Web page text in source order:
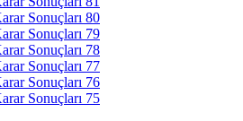
Sonuçları 80
Sonuçları 79
Sonuçları 78
Sonuçları 77
Sonuçları 76
Sonuçları 75